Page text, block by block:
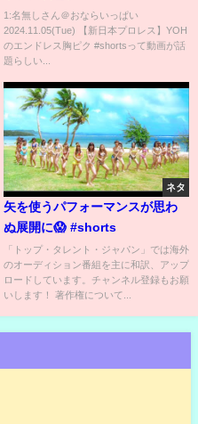
1:名無しさん＠おならいっぱい
2024.11.05(Tue) 【新日本プロレス】YOH
のエンドレス胸ピク #shortsって動画が話
題らしい...
ネタ
矢を使うパフォーマンスが思わ
ぬ展開に😱 #shorts
「トップ・タレント・ジャパン」では海外
のオーディション番組を主に和訳、アップ
ロードしています。チャンネル登録もお願
いします！ 著作権について...